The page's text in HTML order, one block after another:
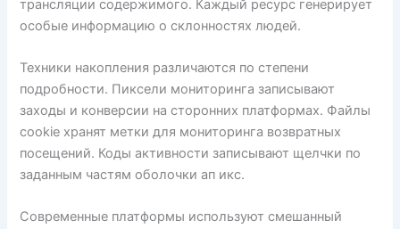
трансляции содержимого. Каждый ресурс генерирует
особые информацию о склонностях людей.
Техники накопления различаются по степени
подробности. Пиксели мониторинга записывают
заходы и конверсии на сторонних платформах. Файлы
cookie хранят метки для мониторинга возвратных
посещений. Коды активности записывают щелчки по
заданным частям оболочки ап икс.
Современные платформы используют смешанный